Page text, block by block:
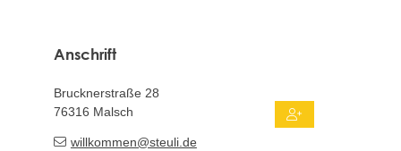
Anschrift
Brucknerstraße 28
76316 Malsch
willkommen@steuli.de